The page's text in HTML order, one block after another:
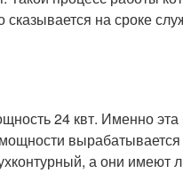
сказывается на сроке
24 квт. Именно
а они имеют